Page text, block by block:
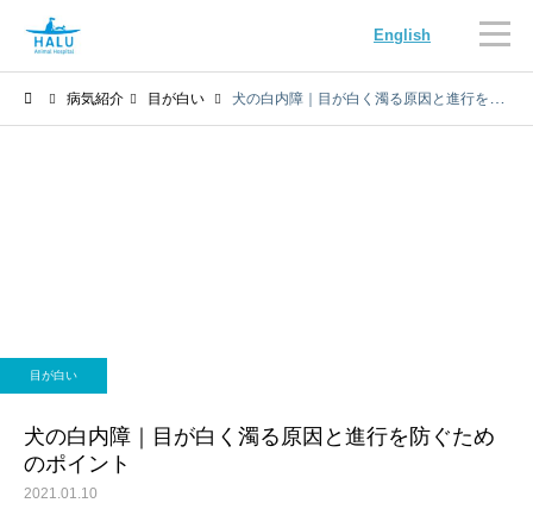
English
病気紹介 目が白い 犬の白内障｜目が白く濁る原因と進行を防ぐためのポイント
目が白い
犬の白内障｜目が白く濁る原因と進行を防ぐため
のポイント
2021.01.10